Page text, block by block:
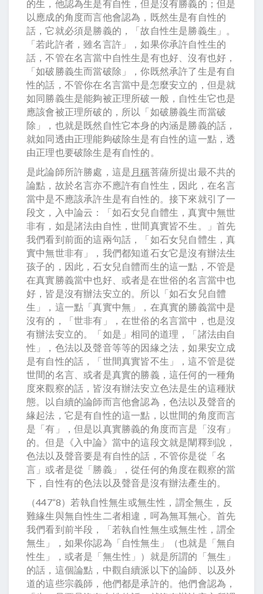
的生，他認為生是有自性，但是沒有勝義的；但是
以應成的角度而言他會認為，既然生是有自性的
話，它就必須是勝義的，「故自性生是勝義生」。
「若此許者，雖名言許」，如果你承許自性生的
話，不管在名言當中自性生是有也好、沒有也好，
「如破勝義生而當破除」，你既然承許了生是有自
性的話，不管你在名言當中是怎麼安立的，但是就
如同勝義生是能夠被正理所破一般，自性生它也是
應該會被正理所破的，所以「如破勝義生而當破
除」，也就是既然自性它本身的內涵是勝義的話，
就如同透由正理能夠破除生是有自性的這一點，透
由正理也要破除生是有自性的。
是此論師所許勝處，這是 月稱菩薩所提出最不共的
論點，故於名言亦不應許有自性生，因此，在名言
當中是不應該承許生是有自性的。接下來就引了一
段文，入中論云：「如石女兒自體生，真實中無世
非有，如是諸法由自性，世間真實皆不生。」首先
我們看到前面的這兩句話，「如石女兒自體生，真
實中無世非有」，我們都知道石女它是沒有辦法生
孩子的，因此，石女兒自體而生的這一點，不管是
在真實勝義當中也好、或者是在世俗的名言當中也
好，皆是沒有辦法安立的。所以「如石女兒自體
生」，這一點「真實中無」，在真實的勝義當中是
沒有的，「世非有」，在世俗的名言當中，也是沒
有辦法安立的。「如是」相同的道理，「諸法由自
性」，色法以及聲音等等的因緣之法，如果安立成
是有自性的話，「世間真實皆不生」，這不管是從
世間的名言、或者是真實的勝義，這任何的一種角
度來觀察的話，皆沒有辦法安立色法是生的這種狀
態。以自續的論師而言他會認為，色法以及聲音的
緣起法，它是有自性的這一點，以世間的角度而言
是「有」，但是以真實勝義的角度而言是「沒有」
的。但是《入中論》當中的這段文就是闡釋到說，
色法以及聲音要是有自性的話，不管你是從「名
言」或者是從「勝義」，從任何的角度在觀察的當
下，自性有的色法以及聲音是沒有辦法產生的。
（447“8）若執自性無生或無生性，謂全無生，反
難緣生與無自性生二者相違，呵為無耳無心。首先
我們看到前半段，「若執自性無生或無生性，謂全
無生」，如果你認為「自性無生」（也就是「無自
性生」，或者是「無生性」）就是所謂的「無生」
的話，這個論點，中觀自續派以下的論師、以及外
道的這些宗義師，他們都是承許的。他們會認為，